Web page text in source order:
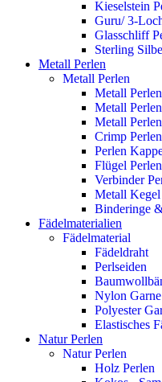
Kieselstein
Guru/ 3-
Glasschliff
Sterling
Metall Perlen
Metall Perlen
Metall
Metall
Metall
Crimp Perlen
Perlen
Flügel Perlen
Verbinder
Metall Kegel
Binderinge
Fädelmaterialien
Fädelmaterial
Fädeldraht
Perlseiden
Nylon Garne
Polyester
Elastisches
Natur Perlen
Natur Perlen
Holz Perlen